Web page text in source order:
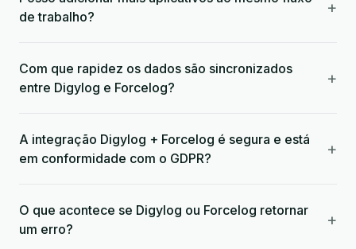
de trabalho?
+
Com que rapidez os dados são sincronizados
entre Digylog e Forcelog?
+
A integração Digylog + Forcelog é segura e está
em conformidade com o GDPR?
+
O que acontece se Digylog ou Forcelog retornar
um erro?
+